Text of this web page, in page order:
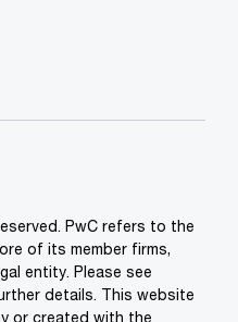
PwC refers to the
of its member firms,
entity. Please see
details. This website
or created with the